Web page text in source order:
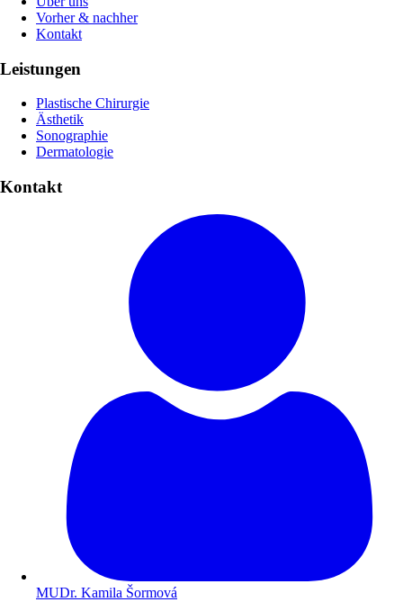
Vorher & nachher
Kontakt
Leistungen
Plastische Chirurgie
Ästhetik
Sonographie
Dermatologie
Kontakt
MUDr. Kamila Šormová